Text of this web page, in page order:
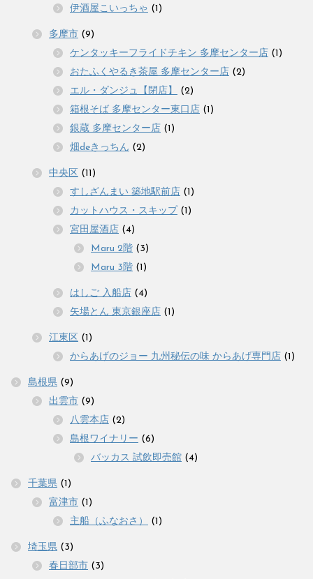
伊酒屋こいっちゃ (1)
多摩市 (9)
ケンタッキーフライドチキン 多摩センター店 (1)
おたふくやるき茶屋 多摩センター店 (2)
エル・ダンジュ【閉店】
(2)
箱根そば 多摩センター東口店 (1)
銀蔵 多摩センター店 (1)
畑deきっちん (2)
中央区 (11)
すしざんまい 築地駅前店 (1)
カットハウス・スキップ (1)
宮田屋酒店 (4)
Maru 2階 (3)
Maru 3階 (1)
はしご 入船店 (4)
矢場とん 東京銀座店 (1)
江東区 (1)
からあげのジョー 九州秘伝の味 からあげ専門店 (1)
島根県 (9)
出雲市 (9)
八雲本店 (2)
島根ワイナリー (6)
バッカス 試飲即売館 (4)
千葉県 (1)
富津市 (1)
主船（ふなおさ）
(1)
埼玉県 (3)
春日部市 (3)